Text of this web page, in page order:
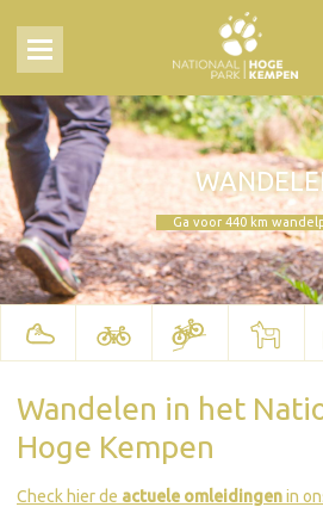
Ga voor 440 km
Wandelen in het
Hoge Kempen
Check hier de actuele omleidingenin